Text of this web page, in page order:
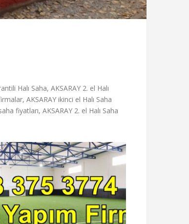
Halı Saha, AKSARAY 2. el Halı
AKSARAY ikinci el Halı Saha
fiyatları, AKSARAY 2. el Halı Saha